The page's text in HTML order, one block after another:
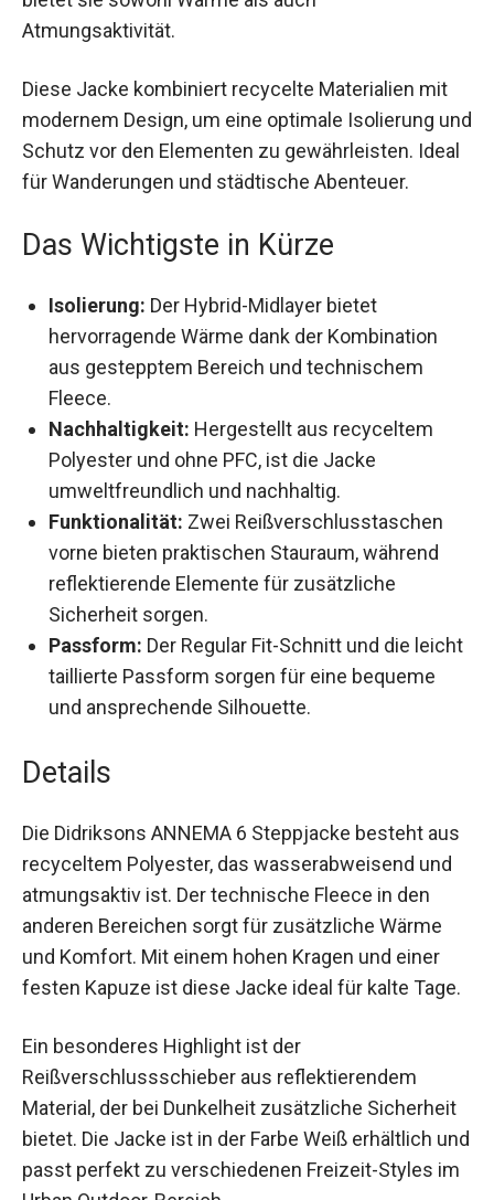
Atmungsaktivität.
modernem Design, um eine optimale Isolierung
und Schutz vor den Elementen zu gewährleisten.
Ideal für Wanderungen und städtische Abenteuer.
Das Wichtigste in Kürze
hervorragende Wärme dank der Kombination
aus gestepptem Bereich und technischem
Fleece.
Nachhaltigkeit:
Polyester und ohne PFC, ist die Jacke
umweltfreundlich und nachhaltig.
Funktionalität:Zwei Reißverschlusstaschen
vorne bieten praktischen Stauraum, während
reflektierende Elemente für zusätzliche
Sicherheit sorgen.
Passform: Der Regular Fit-Schnitt und die
leicht taillierte Passform sorgen für eine
bequeme und ansprechende Silhouette.
Details
aus recyceltem Polyester, das wasserabweisend
und atmungsaktiv ist. Der technische Fleece in
den anderen Bereichen sorgt für zusätzliche
Wärme und Komfort. Mit einem hohen Kragen
und einer festen Kapuze ist diese Jacke ideal für
kalte Tage.
Ein besonderes Highlight ist der
Reißverschlussschieber aus reflektierendem
Material, der bei Dunkelheit zusätzliche
Sicherheit bietet. Die Jacke ist in der Farbe Weiß
erhältlich und passt perfekt zu verschiedenen